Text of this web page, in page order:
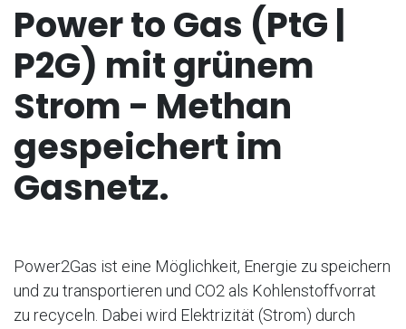
Power to Gas (PtG |
P2G) mit grünem
Strom - Methan
gespeichert im
Gasnetz.
Power2Gas ist eine Möglichkeit, Energie zu speichern
und zu transportieren und CO2 als Kohlenstoffvorrat
zu recyceln. Dabei wird Elektrizität (Strom) durch